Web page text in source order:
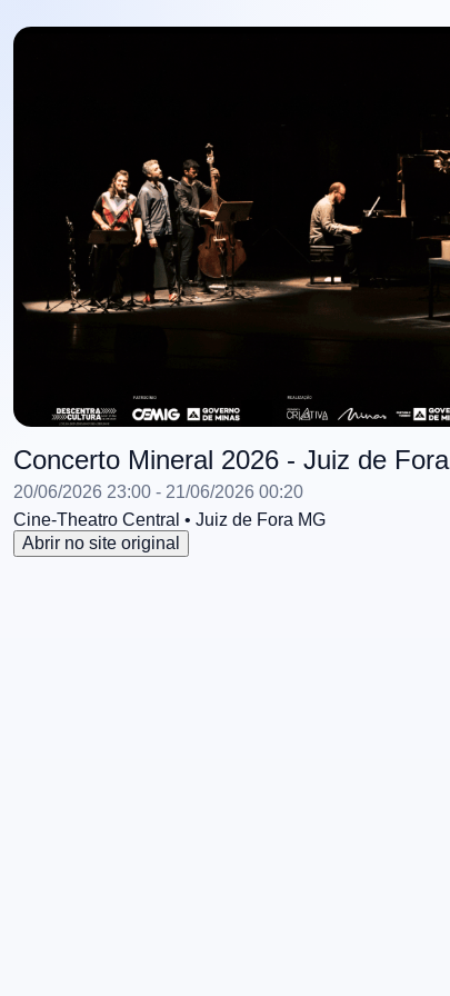
Concerto Mineral 2026 - Juiz de Fora
20/06/2026 23:00 - 21/06/2026 00:20
Cine-Theatro Central • Juiz de Fora MG
Abrir no site original